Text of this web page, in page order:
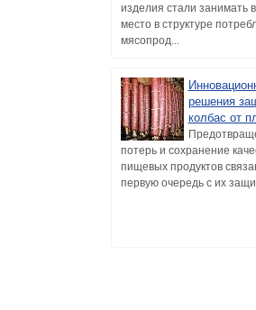
изделия стали занимать
место в структуре
мясопрод...
решения
колбас от
потерь и сохранение
пищевых продуктов
первую очередь с их